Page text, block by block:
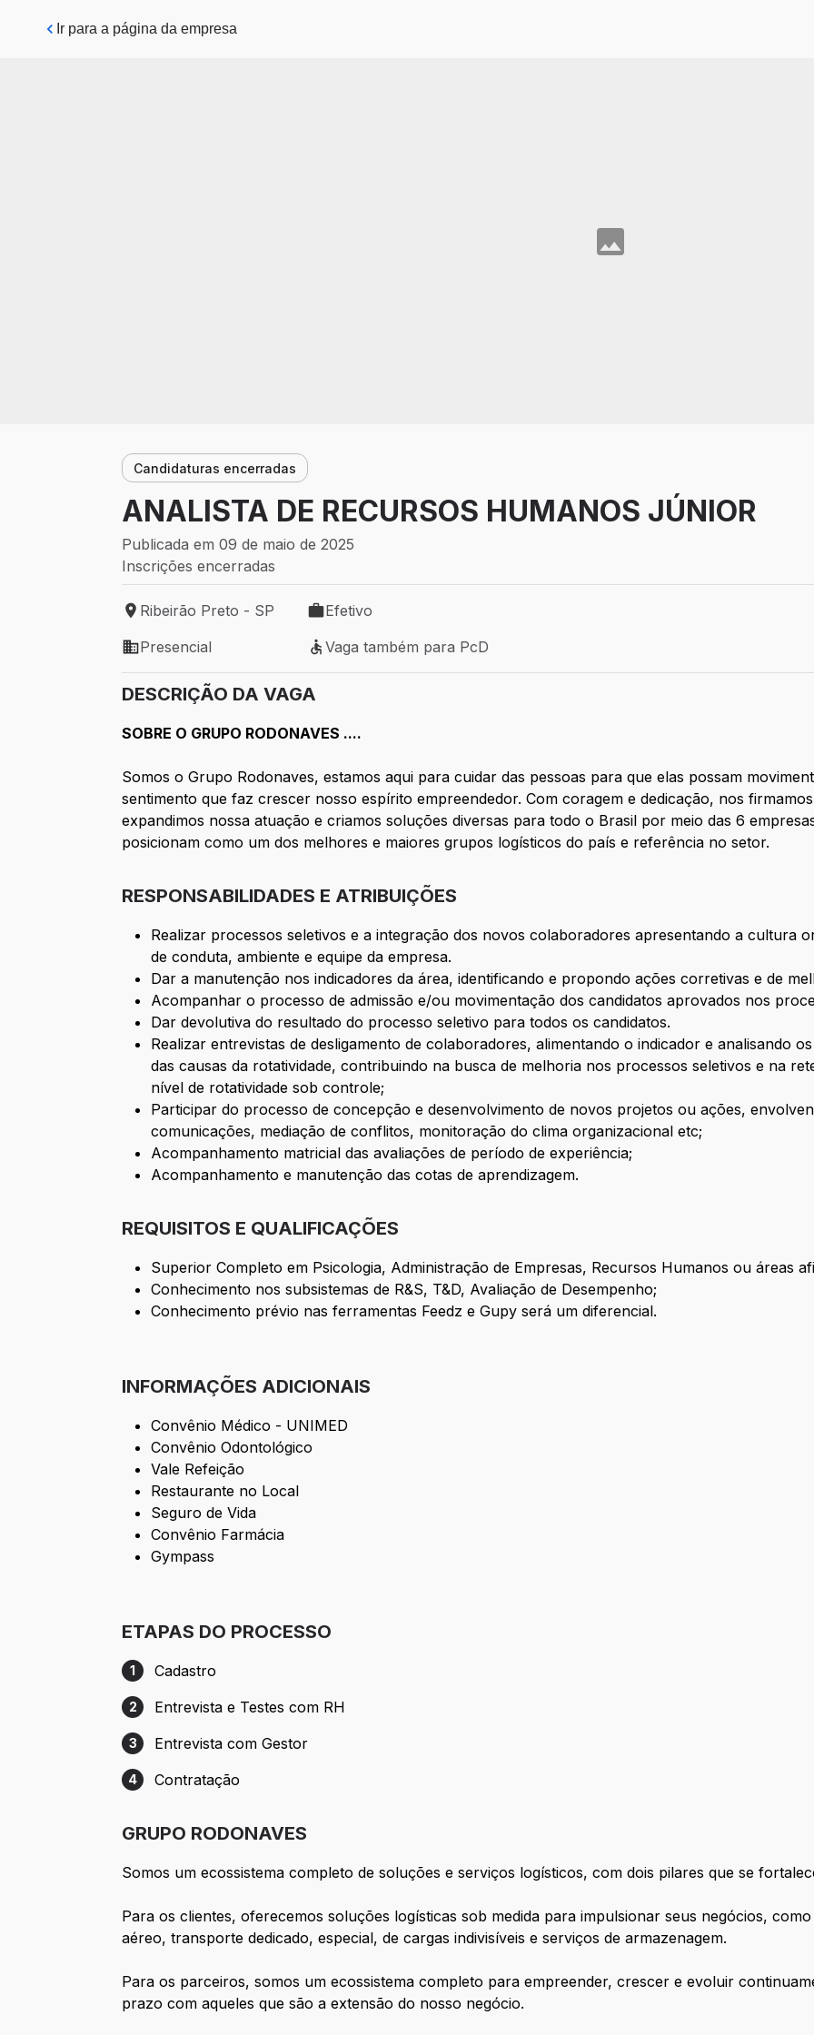
Pular para o conteúdo principal
Ir para a página da empresa
Candidaturas encerradas
ANALISTA DE RECURSOS HUMANOS JÚNIOR
Publicada em 09 de maio de 2025
Inscrições encerradas
Local de trabalho: Ribeirão Preto - SP
Ribeirão Preto - SP
Tipo de vaga: Efetivo
Efetivo
Modelo de trabalho: Presencial
Presencial
Vaga também para PcD
Vaga também para PcD
DESCRIÇÃO DA VAGA
SOBRE O GRUPO RODONAVES ....
Somos o Grupo Rodonaves, estamos aqui para cuidar das pessoas para que elas possam
sentimento que faz crescer nosso espírito empreendedor. Com coragem e dedicação, nos
expandimos nossa atuação e criamos soluções diversas para todo o Brasil por meio das 6
posicionam como um dos melhores e maiores grupos logísticos do país e referência no setor.
RESPONSABILIDADES E ATRIBUIÇÕES
Realizar processos seletivos e a integração dos novos colaboradores apresentando a cultura
de conduta, ambiente e equipe da empresa.
Dar a manutenção nos indicadores da área, identificando e propondo ações corretivas e de
Acompanhar o processo de admissão e/ou movimentação dos candidatos aprovados nos
Dar devolutiva do resultado do processo seletivo para todos os candidatos.
Realizar entrevistas de desligamento de colaboradores, alimentando o indicador e analisando
das causas da rotatividade, contribuindo na busca de melhoria nos processos seletivos e na
nível de rotatividade sob controle;
Participar do processo de concepção e desenvolvimento de novos projetos ou ações,
comunicações, mediação de conflitos, monitoração do clima organizacional etc;
Acompanhamento matricial das avaliações de período de experiência;
Acompanhamento e manutenção das cotas de aprendizagem.
REQUISITOS E QUALIFICAÇÕES
Superior Completo em Psicologia, Administração de Empresas, Recursos Humanos ou áreas
Conhecimento nos subsistemas de R&S, T&D, Avaliação de Desempenho;
Conhecimento prévio nas ferramentas Feedz e Gupy será um diferencial.
INFORMAÇÕES ADICIONAIS
Convênio Médico - UNIMED
Convênio Odontológico
Vale Refeição
Restaurante no Local
Seguro de Vida
Convênio Farmácia
Gympass
ETAPAS DO PROCESSO
Etapa 1: Cadastro
1 Cadastro
Etapa 2: Entrevista e Testes com RH
2 Entrevista e Testes com RH
Etapa 3: Entrevista com Gestor
3 Entrevista com Gestor
Etapa 4: Contratação
4 Contratação
GRUPO RODONAVES
Somos um ecossistema completo de soluções e serviços logísticos, com dois pilares que se
Para os clientes, oferecemos soluções logísticas sob medida para impulsionar seus negócios,
aéreo, transporte dedicado, especial, de cargas indivisíveis e serviços de armazenagem.
Para os parceiros, somos um ecossistema completo para empreender, crescer e evoluir
prazo com aqueles que são a extensão do nosso negócio.